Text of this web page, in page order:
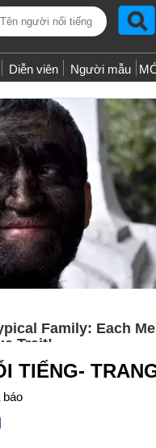
Diễn viên Người mẫu
TIẾNG-
báo